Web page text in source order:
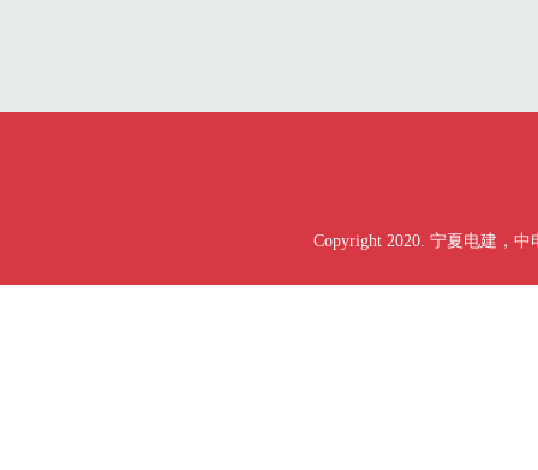
Copyright 2020. 宁夏电建，